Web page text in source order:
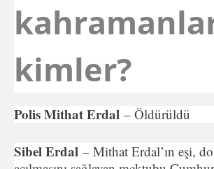
kimler?
Polis Mithat Erdal – Öldürüldü
Sibel Erdal – Mithat Erdal’ın eşi,